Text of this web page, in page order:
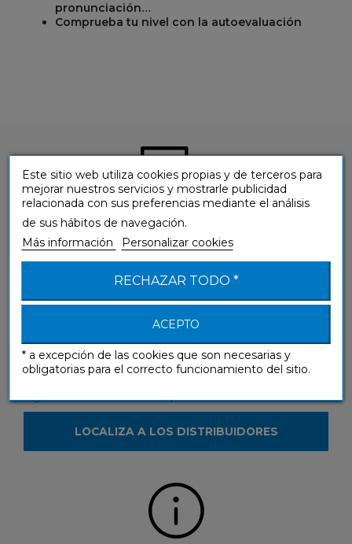
pronunciación…
Comprueba tu nivel con la autoevaluación
¿Tienes alguna pregunta sobre nuestros
productos?
LOCALIZA A LOS DISTRIBUIDORES
Este sitio web utiliza cookies propias y de terceros para
mejorar nuestros servicios y mostrarle publicidad
relacionada con sus preferencias mediante el análisis
de sus hábitos de navegación.
Más información
Personalizar cookies
RECHAZAR TODO *
ACEPTO
* a excepción de las cookies que son necesarias y
obligatorias para el correcto funcionamiento del sitio.